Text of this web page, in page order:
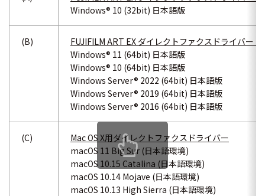
Windows® 10 (32bit) 日本語版
(B)
FUJIFILM ART EX ダイレクトファクスドライバー
Windows® 11 (64bit) 日本語版
Windows® 10 (64bit) 日本語版
Windows Server® 2022 (64bit) 日本語版
Windows Server® 2019 (64bit) 日本語版
Windows Server® 2016 (64bit) 日本語版
(C)
Mac OS X用ダイレクトファクスドライバー
macOS 11 Big Sur (日本語環境)
macOS 10.15 Catalina (日本語環境)
macOS 10.14 Mojave (日本語環境)
macOS 10.13 High Sierra (日本語環境)